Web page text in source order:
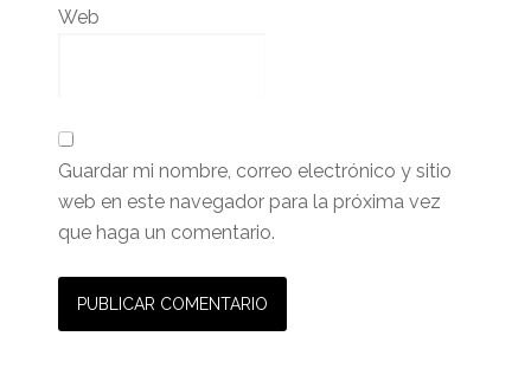
Web
Guardar mi nombre, correo electrónico y sitio
web en este navegador para la próxima vez
que haga un comentario.